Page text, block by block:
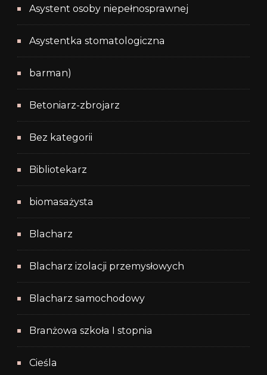
Asystent osoby niepełnosprawnej
Asystentka stomatologiczna
barman)
Betoniarz-zbrojarz
Bez kategorii
Bibliotekarz
biomasażysta
Blacharz
Blacharz izolacji przemysłowych
Blacharz samochodowy
Branżowa szkoła I stopnia
Cieśla